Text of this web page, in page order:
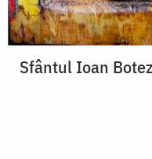
Sfântul Ioan